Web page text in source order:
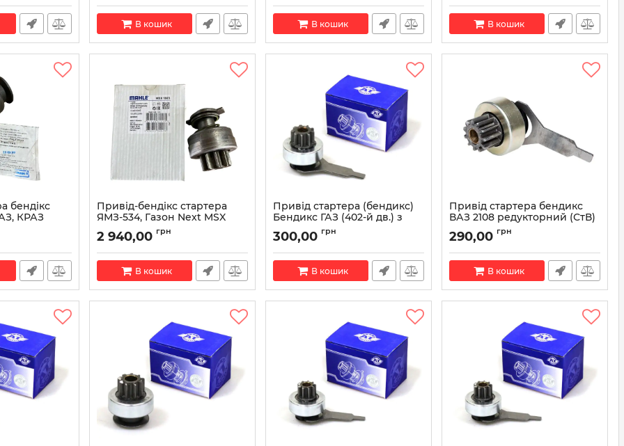
03
В кошик В кошик В кошик
бендікс
КРАЗ
(вир-во
Привід-бендікс стартера
ЯМЗ-534, Газон Next MSX
1803 (Letrika - 16.913.295)
(вир-во MAHLE)
Артикул: 16.913.295
2 940,00 грн
В кошик
Привід стартера (бендикс)
Бендикс ГАЗ (402-й дв.) з
вилкою (АТ) AT 8600-402SD
Артикул: АТ 8600-402SD
300,00 грн
В кошик
Привід стартера бендикс
ВАЗ 2108 редукторний (СтВ)
Артикул: VCS0115
290,00 грн
В кошик